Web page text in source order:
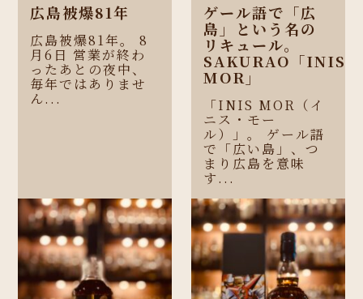
広島被爆81年
広島被爆81年。 8
月6日 営業が終わ
ったあとの夜中、
毎年ではありませ
ん...
ゲール語で「広
島」という名の
リキュール。
SAKURAO「INIS
MOR」
「INIS MOR（イ
ニス・モー
ル）」。 ゲール語
で「広い島」、つ
まり広島を意味
す...